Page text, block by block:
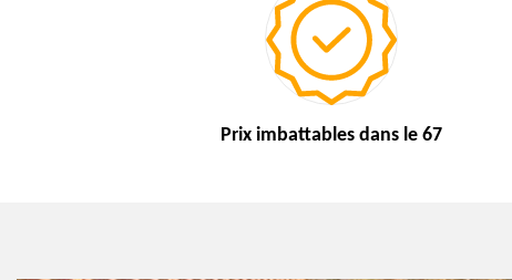
Prix imbattables dans le 67